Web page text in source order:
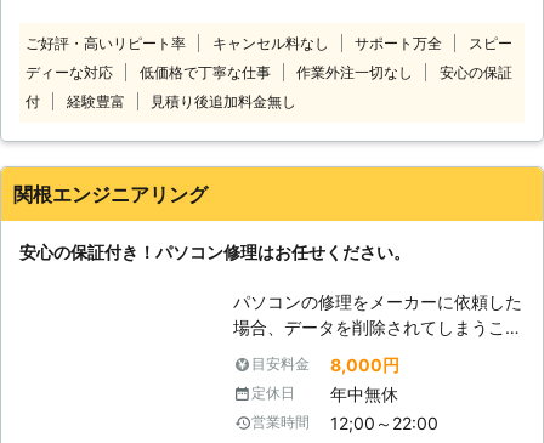
は、宅配専門のパソコン修理店です。
修理してほしいパソコンを送っていた
だければすぐに対応いたします。全国
離島でも問題ありません！安心してパ
やすい料金設定になっております。必
要な費用は「パソコンの発送料」＋
理完了後の「パソコン返却送料」は当
社が負担いたします！基本料金や診断
料金などは一切かかりません！低価格
で修理しますのでご安心ください。
変なサイトを誤ってクリックしてウイ
ルスに感染してしまったほか、液晶画
ご好評・高いリピート率 キャンセル料なし サポート万全
スピー
ディーな対応
低価格で丁寧な仕事 作業外注一切なし
安心の保証
付
経験豊富 見積り後追加料金無し
関根エンジニアリング
安心の保証付き！パソコン修理はお任せください。
パソコンの修理をメーカーに依頼した
場合、データを削除されてしまうこと
がほとんどです。 また、保証期間が
過ぎているPCに至っては、部品がな
いこともあります。 しかし、ちょっ
とした故障程度ならまだまだ使い続け
目安料金 8,000円
定休日 年中無休
営業時間 12;00～22:00